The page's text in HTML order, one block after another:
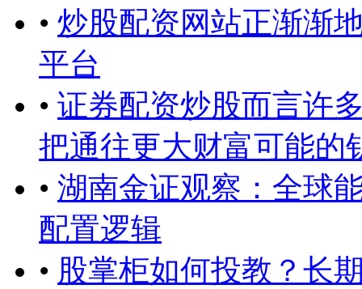
• 炒股配资网站正渐渐
平台
• 证券配资炒股而言许
把通往更大财富可能的
• 湖南金证观察：全球
配置逻辑
• 股掌柜如何投教？长